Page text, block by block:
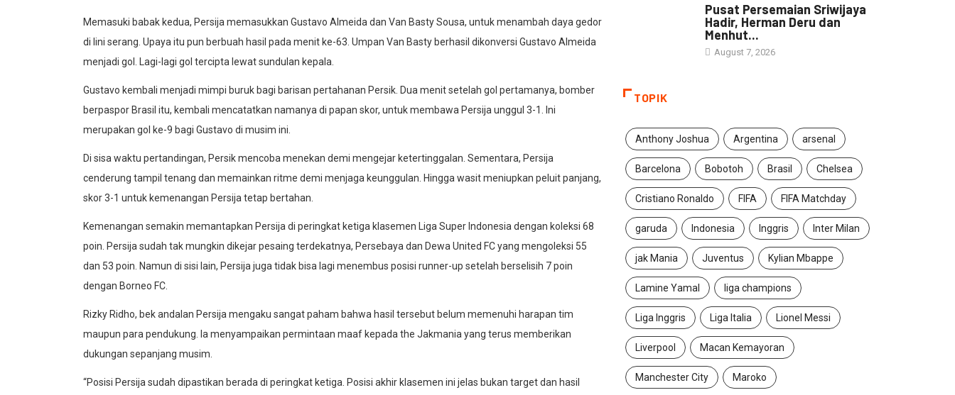
Memasuki babak kedua, Persija memasukkan Gustavo Almeida dan Van Basty Sousa, untuk menambah daya gedor
di lini serang. Upaya itu pun berbuah hasil pada menit ke-63. Umpan Van Basty berhasil dikonversi Gustavo Almeida
menjadi gol. Lagi-lagi gol tercipta lewat sundulan kepala.
Gustavo kembali menjadi mimpi buruk bagi barisan pertahanan Persik. Dua menit setelah gol pertamanya, bomber
berpaspor Brasil itu, kembali mencatatkan namanya di papan skor, untuk membawa Persija unggul 3-1. Ini
merupakan gol ke-9 bagi Gustavo di musim ini.
Di sisa waktu pertandingan, Persik mencoba menekan demi mengejar ketertinggalan. Sementara, Persija
cenderung tampil tenang dan memainkan ritme demi menjaga keunggulan. Hingga wasit meniupkan peluit panjang,
skor 3-1 untuk kemenangan Persija tetap bertahan.
Kemenangan semakin memantapkan Persija di peringkat ketiga klasemen Liga Super Indonesia dengan koleksi 68
poin. Persija sudah tak mungkin dikejar pesaing terdekatnya, Persebaya dan Dewa United FC yang mengoleksi 55
dan 53 poin. Namun di sisi lain, Persija juga tidak bisa lagi menembus posisi runner-up setelah berselisih 7 poin
dengan Borneo FC.
Rizky Ridho, bek andalan Persija mengaku sangat paham bahwa hasil tersebut belum memenuhi harapan tim
maupun para pendukung. Ia menyampaikan permintaan maaf kepada the Jakmania yang terus memberikan
dukungan sepanjang musim.
“Posisi Persija sudah dipastikan berada di peringkat ketiga. Posisi akhir klasemen ini jelas bukan target dan hasil
Pusat Persemaian Sriwijaya
Hadir, Herman Deru dan
Menhut...
August 7, 2026
TOPIK
Anthony Joshua Argentina arsenal
Barcelona Bobotoh Brasil Chelsea
Cristiano Ronaldo FIFA FIFA Matchday
garuda Indonesia Inggris Inter Milan
jak Mania Juventus Kylian Mbappe
Lamine Yamal liga champions
Liga Inggris Liga Italia Lionel Messi
Liverpool Macan Kemayoran
Manchester City Maroko